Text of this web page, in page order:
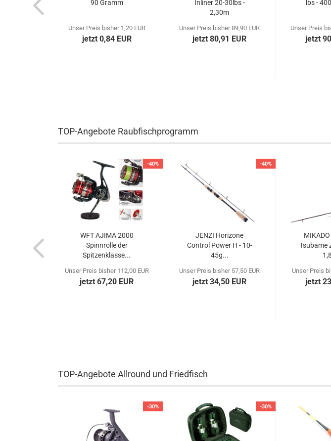
90 Gramm
Unser Preis bisher 1,20 EUR
jetzt 0,84 EUR
Inliner 20-30lbs -
2,30m
Unser Preis bisher 89,90 EUR
jetzt 80,91 EUR
lbs -
Unser Preis
jetzt
TOP-Angebote Raubfischprogramm
-40%
WFT AJIMA 2000
Spinnrolle der
Spitzenklasse...
Unser Preis bisher 112,00 EUR
jetzt 67,20 EUR
-40%
JENZI Horizone
Control Power H - 10-
45g...
Unser Preis bisher 57,50 EUR
jetzt 34,50 EUR
Tsubame
Unser Preis
jetzt
TOP-Angebote Allround und Friedfisch
-30% -30%